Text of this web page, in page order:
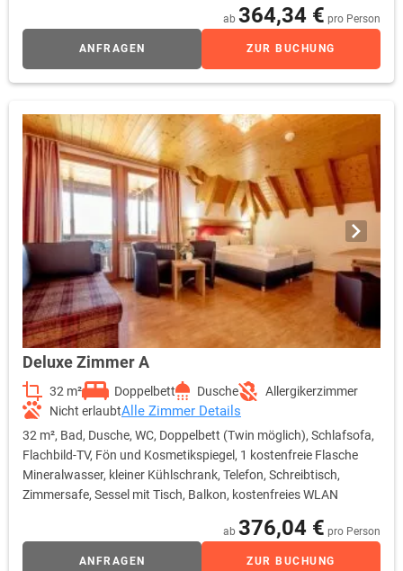
ab 364,34 € pro Person
ANFRAGEN ZUR BUCHUNG
Deluxe Zimmer A
32 m² Doppelbett Dusche
Allergikerzimmer
Nicht erlaubtAlle Zimmer Details
32 m², Bad, Dusche, WC, Doppelbett (Twin möglich), Schlafsofa,
Flachbild-TV, Fön und Kosmetikspiegel, 1 kostenfreie Flasche
Mineralwasser, kleiner Kühlschrank, Telefon, Schreibtisch,
Zimmersafe, Sessel mit Tisch, Balkon, kostenfreies WLAN
ab 376,04 € pro Person
ANFRAGEN ZUR BUCHUNG